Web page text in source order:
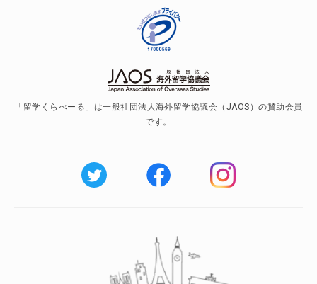
「留学くらべーる」は一般社団法人海外留学協議会（JAOS）の賛助会員
です。